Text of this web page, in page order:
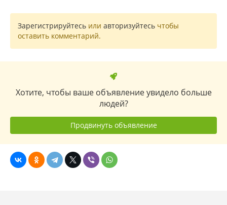
Зарегистрируйтесь или авторизуйтесь чтобы
оставить комментарий.
Хотите, чтобы ваше объявление увидело больше
людей?
Продвинуть объявление